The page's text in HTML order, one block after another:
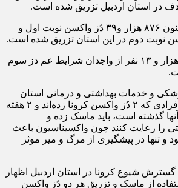
در استان اردبیل تزریق شده است.
حبیب‌زاده بیان کرد: تاکنون ۸۷۶ هزار و۳۹ دُز واکسن نوبت اول و
به گفته وی ، برای ۱۰ هزار و ۱۳ نفر از واجدان شرایط عم دز سوم
و خدمات بهداشتی و درمانی استان
اردبیل تاکید کرد: حتی افرادی که ۲ دُز واکسن کرونا زده‌اند و ۲ هفته
گذشته است، باید ماسک زده و
را رعایت کنند چون واکسیناسیون باعث
و تنها در پیشگیری از مرگ و میر موثر
گسترش شیوع کرونا در استان اردبیل اظهار
از ماسک و تزریق هر دو دُز واکسن